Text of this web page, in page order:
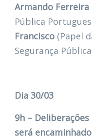
Armando Ferreira
Pública
Francisco (Papel
Segurança
Dia 30/03
9h –
será